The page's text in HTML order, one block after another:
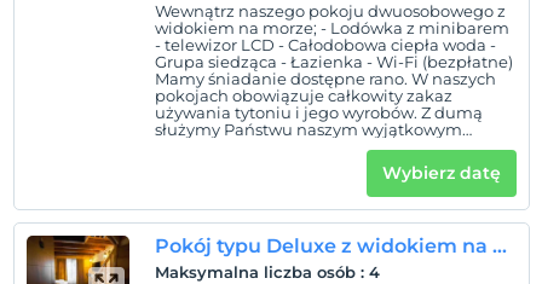
Wewnątrz naszego pokoju dwuosobowego z
widokiem na morze; - Lodówka z minibarem
- telewizor LCD - Całodobowa ciepła woda -
Grupa siedząca - Łazienka - Wi-Fi (bezpłatne)
Mamy śniadanie dostępne rano. W naszych
pokojach obowiązuje całkowity zakaz
używania tytoniu i jego wyrobów. Z dumą
służymy Państwu naszym wyjątkowym
pokojem z widokiem na morze i 13-letnim
Wybierz datę
Pokój typu Deluxe z widokiem na góry – 106
Maksymalna liczba osób : 4